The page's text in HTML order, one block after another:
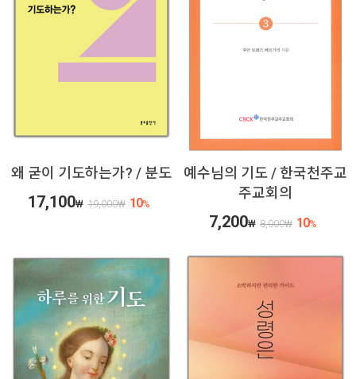
왜 굳이 기도하는가? / 분도
17,100₩ 19,000₩ 10%
예수님의 기도 / 한국천주교
주교회의
7,200₩ 8,000₩ 10%